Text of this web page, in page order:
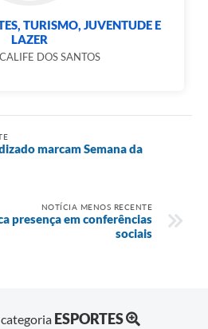
TURISMO, JUVENTUDE E
LAZER
DOS SANTOS
marcam Semana da
NOTÍCIA MENOS RECENTE
presença em conferências
sociais
ESPORTES